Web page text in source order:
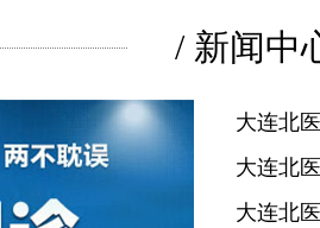
/ 新闻中
大连北
大连北
大连北